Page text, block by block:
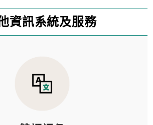
資訊系統及服務